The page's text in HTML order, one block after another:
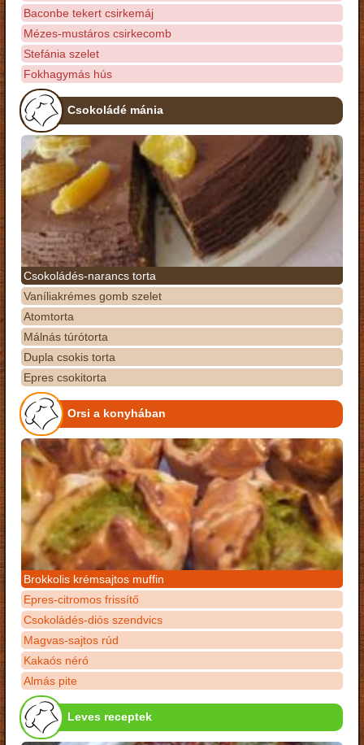
Baconbe tekert csirkemáj
Mézes-mustáros csirkecomb
Stefánia szelet
Fokhagymás hús
Csokoládé mánia
Csokoládés-narancs torta
Vaníliakrémes gomb szelet
Atomtorta
Málnás túrótorta
Dupla csokis torta
Epres csokitorta
Orsi a konyhában
Brokkolis krémsajtos muffin
Epres-citromos frissítő
Csokoládés-diós szendvics
Magvas-sajtos rúd
Kakaós néró
Almás pite
Leves receptek